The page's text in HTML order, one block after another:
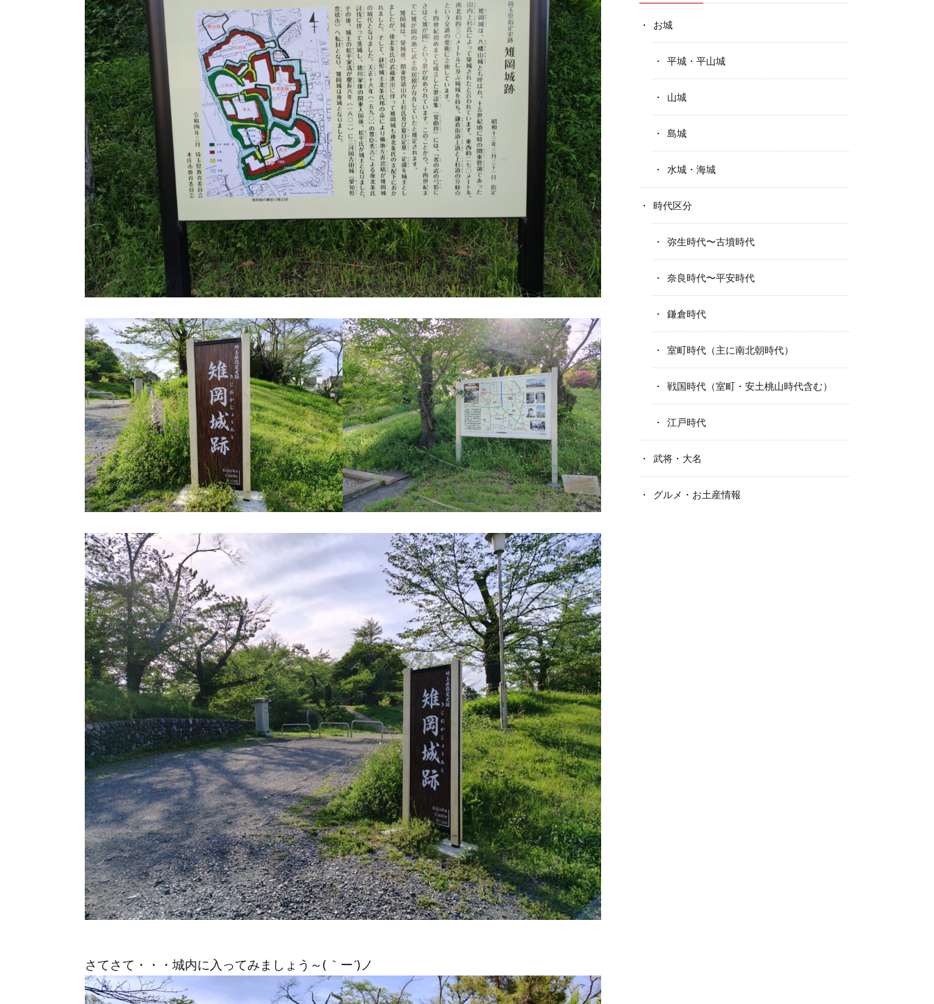
さてさて・・・城内に入ってみましょう～( ｀ー´)ノ
お城
平城・平山城
山城
島城
水城・海城
時代区分
弥生時代〜古墳時代
奈良時代〜平安時代
鎌倉時代
室町時代（主に南北朝時代）
戦国時代（室町・安土桃山時代含む）
江戸時代
武将・大名
グルメ・お土産情報